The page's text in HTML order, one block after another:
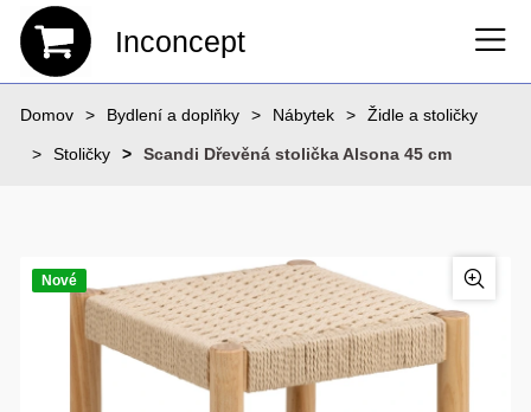
Inconcept
Domov Bydlení a doplňky Nábytek Židle a stoličky
Stoličky Scandi Dřevěná stolička Alsona 45 cm
Nové